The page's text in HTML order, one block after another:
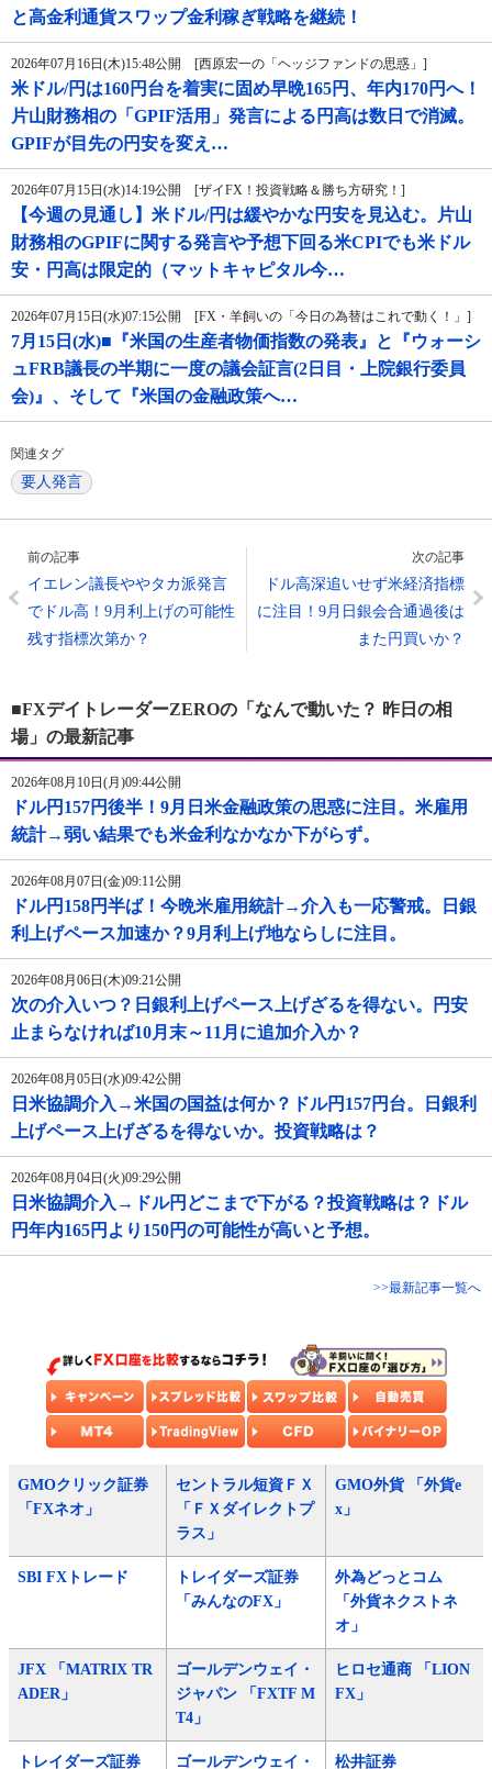
と高金利通貨スワップ金利稼ぎ戦略を継続！
2026年07月16日(木)15:48公開 [西原宏一の「ヘッジファンドの思惑」]
米ドル/円は160円台を着実に固め早晩165円、年内170円へ！
片山財務相の「GPIF活用」発言による円高は数日で消滅。
GPIFが目先の円安を変え…
2026年07月15日(水)14:19公開 [ザイFX！投資戦略＆勝ち方研究！]
【今週の見通し】米ドル/円は緩やかな円安を見込む。片山
財務相のGPIFに関する発言や予想下回る米CPIでも米ドル
安・円高は限定的（マットキャピタル今…
2026年07月15日(水)07:15公開 [FX・羊飼いの「今日の為替はこれで動く！」]
7月15日(水)■『米国の生産者物価指数の発表』と『ウォーシ
ュFRB議長の半期に一度の議会証言(2日目・上院銀行委員
会)』、そして『米国の金融政策へ…
関連タグ
要人発言
前の記事
イエレン議長ややタカ派発言
でドル高！9月利上げの可能性
残す指標次第か？
次の記事
ドル高深追いせず米経済指標
に注目！9月日銀会合通過後は
また円買いか？
■FXデイトレーダーZEROの「なんで動いた？ 昨日の相
場」の最新記事
2026年08月10日(月)09:44公開
ドル円157円後半！9月日米金融政策の思惑に注目。米雇用
統計→弱い結果でも米金利なかなか下がらず。
2026年08月07日(金)09:11公開
ドル円158円半ば！今晩米雇用統計→介入も一応警戒。日銀
利上げペース加速か？9月利上げ地ならしに注目。
2026年08月06日(木)09:21公開
次の介入いつ？日銀利上げペース上げざるを得ない。円安
止まらなければ10月末～11月に追加介入か？
2026年08月05日(水)09:42公開
日米協調介入→米国の国益は何か？ドル円157円台。日銀利
上げペース上げざるを得ないか。投資戦略は？
2026年08月04日(火)09:29公開
日米協調介入→ドル円どこまで下がる？投資戦略は？ドル
円年内165円より150円の可能性が高いと予想。
>>最新記事一覧へ
GMOクリック証券
「FXネオ」
セントラル短資ＦＸ
「ＦＸダイレクトプ
ラス」
GMO外貨 「外貨e
x」
SBI FXトレード
トレイダーズ証券
「みんなのFX」
外為どっとコム
「外貨ネクストネ
オ」
JFX 「MATRIX TR
ADER」
ゴールデンウェイ・
ジャパン 「FXTF M
T4」
ヒロセ通商 「LION
FX」
トレイダーズ証券
ゴールデンウェイ・
松井証券